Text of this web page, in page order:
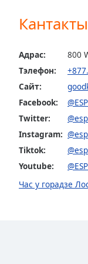
window.
Color
Opacity
Background
Адрас:
800
Тэлефон:
Сайт:
Facebook:
Twitter:
Instagram:
Tiktok:
Youtube:
Час у горадзе